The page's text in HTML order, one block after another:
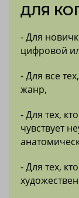
ДЛЯ
- Для
цифровой
- Для все
жанр,
- Для тех,
чувствует
- Для тех,